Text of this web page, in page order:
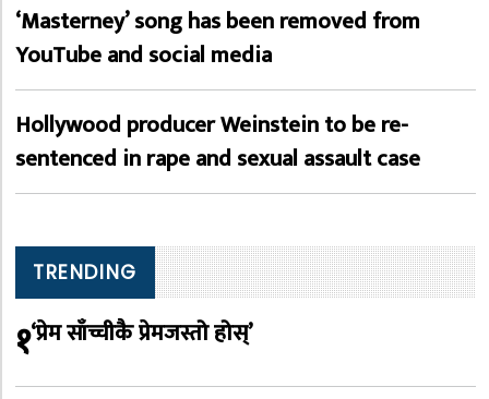
‘Masterney’ song has been removed from
YouTube and social media
Hollywood producer Weinstein to be re-
sentenced in rape and sexual assault case
TRENDING
१‘प्रेम साँच्चीकै प्रेमजस्तो होस्’